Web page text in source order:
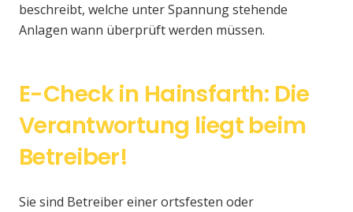
beschreibt, welche unter Spannung stehende
Anlagen wann überprüft werden müssen.
E-Check in Hainsfarth: Die
Verantwortung liegt beim
Betreiber!
Sie sind Betreiber einer ortsfesten oder